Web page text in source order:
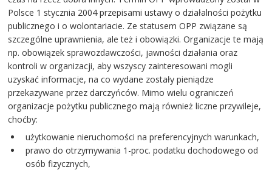
Polsce 1 stycznia 2004 przepisami ustawy o działalności pożytku
publicznego i o wolontariacie. Ze statusem OPP związane są
szczególne uprawnienia, ale też i obowiązki. Organizacje te mają
np. obowiązek sprawozdawczości, jawności działania oraz
kontroli w organizacji, aby wszyscy zainteresowani mogli
uzyskać informacje, na co wydane zostały pieniądze
przekazywane przez darczyńców. Mimo wielu ograniczeń
organizacje pożytku publicznego mają również liczne przywileje,
choćby:
użytkowanie nieruchomości na preferencyjnych warunkach,
prawo do otrzymywania 1-proc. podatku dochodowego od
osób fizycznych,